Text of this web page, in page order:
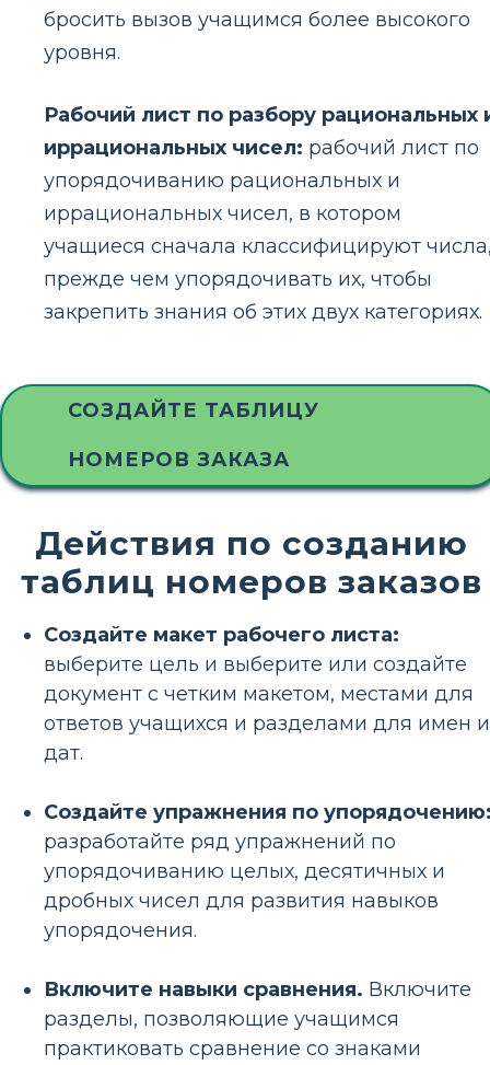
бросить вызов учащимся более высокого
уровня.
Рабочий лист по разбору рациональных
иррациональных чисел: рабочий лист по
упорядочиванию рациональных и
иррациональных чисел, в котором
учащиеся сначала классифицируют
прежде чем упорядочивать их, чтобы
закрепить знания об этих двух категориях.
СОЗДАЙТЕ ТАБЛИЦУ
НОМЕРОВ ЗАКАЗА
Действия по созданию
таблиц номеров заказов
Создайте макет рабочего листа:
выберите цель и выберите или создайте
документ с четким макетом, местами для
ответов учащихся и разделами для имен и
дат.
Создайте упражнения по
разработайте ряд упражнений по
упорядочиванию целых, десятичных и
дробных чисел для развития навыков
упорядочения.
Включите навыки сравнения. Включите
разделы, позволяющие учащимся
практиковать сравнение со знаками